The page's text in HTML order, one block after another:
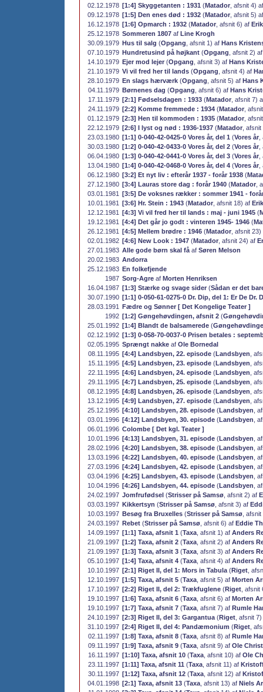
02.12.1978 [1:4] Skyggetanten : 1931 (Matador , afsnit 4)
09.12.1978 [1:5] Den enes død : 1932 (Matador , afsnit 5)
16.12.1978 [1:6] Opmarch : 1932 (Matador , afsnit 6) af
25.12.1978 Sommeren 1807 af Line Krogh
30.09.1979 Hus til salg (Opgang , afsnit 1) af Hans
07.10.1979 Hundretusind på højkant (Opgang , afsnit 2)
14.10.1979 Ejer mod lejer (Opgang , afsnit 3) af Hans
21.10.1979 Vi vil fred her til lands (Opgang , afsnit 4) af
28.10.1979 En slags hærværk (Opgang , afsnit 5) af Hans
04.11.1979 Børnenes dag (Opgang , afsnit 6) af Hans
17.11.1979 [2:1] Fødselsdagen : 1933 (Matador , afsnit 7)
24.11.1979 [2:2] Komme fremmede : 1934 (Matador ,
01.12.1979 [2:3] Hen til kommoden : 1935 (Matador ,
22.12.1979 [2:6] I lyst og nød : 1936-1937 (Matador ,
23.03.1980 [1:1] 0-040-42-0425-0 Vores år, del 1 (Vores år
30.03.1980 [1:2] 0-040-42-0433-0 Vores år, del 2 (Vores år
06.04.1980 [1:3] 0-040-42-0441-0 Vores år, del 3 (Vores år
13.04.1980 [1:4] 0-040-42-0468-0 Vores år, del 4 (Vores år
06.12.1980 [3:2] Et nyt liv : efterår 1937 - forår 1938 (
27.12.1980 [3:4] Lauras store dag : forår 1940 (Matador ,
03.01.1981 [3:5] De voksnes rækker : sommer 1941 -
10.01.1981 [3:6] Hr. Stein : 1943 (Matador , afsnit 18) af
12.12.1981 [4:3] Vi vil fred her til lands : maj - juni 1945 (
19.12.1981 [4:4] Det går jo godt : vinteren 1945- 1946 (
26.12.1981 [4:5] Mellem brødre : 1946 (Matador , afsnit
02.01.1982 [4:6] New Look : 1947 (Matador , afsnit 24) af
27.01.1983 Alle gode børn skal få af Søren Melson
20.02.1983 Andorra
25.12.1983 En folkefjende
1987 Sorg-Agre af Morten Henriksen
16.04.1987 [1:3] Stærke og svage sider (Sådan er det
30.07.1990 [1:1] 0-050-61-0275-0 Dr. Dip, del 1: Er De Dr.
28.03.1991 Fædre og Sønner [ Det Kongelige Teater ]
1992 [1:2] Gøngehøvdingen, afsnit 2 (
25.01.1992 [1:4] Blandt de balsamerede (
02.12.1992 [1:3] 0-058-70-0037-0 Prisen betales :
02.05.1995 Sprængt nakke af Ole Bornedal
08.11.1995 [4:4] Landsbyen, 22. episode (Landsbyen ,
15.11.1995 [4:5] Landsbyen, 23. episode (Landsbyen ,
22.11.1995 [4:6] Landsbyen, 24. episode (Landsbyen ,
29.11.1995 [4:7] Landsbyen, 25. episode (Landsbyen ,
08.12.1995 [4:8] Landsbyen, 26. episode (Landsbyen ,
13.12.1995 [4:9] Landsbyen, 27. episode (Landsbyen ,
25.12.1995 [4:10] Landsbyen, 28. episode (Landsbyen ,
03.01.1996 [4:12] Landsbyen, 30. episode (Landsbyen ,
06.01.1996 Colombe [ Det kgl. Teater ]
10.01.1996 [4:13] Landsbyen, 31. episode (Landsbyen ,
28.02.1996 [4:20] Landsbyen, 38. episode (Landsbyen ,
13.03.1996 [4:22] Landsbyen, 40. episode (Landsbyen ,
27.03.1996 [4:24] Landsbyen, 42. episode (Landsbyen ,
03.04.1996 [4:25] Landsbyen, 43. episode (Landsbyen ,
10.04.1996 [4:26] Landsbyen, 44. episode (Landsbyen ,
24.02.1997 Jomfrufødsel (Strisser på Samsø , afsnit 2) af
03.03.1997 Kikkertsyn (Strisser på Samsø , afsnit 3) af
10.03.1997 Besøg fra Bruxelles (Strisser på Samsø ,
24.03.1997 Rebet (Strisser på Samsø , afsnit 6) af Eddie
14.09.1997 [1:1] Taxa, afsnit 1 (Taxa , afsnit 1) af Anders
21.09.1997 [1:2] Taxa, afsnit 2 (Taxa , afsnit 2) af Anders
21.09.1997 [1:3] Taxa, afsnit 3 (Taxa , afsnit 3) af Anders
05.10.1997 [1:4] Taxa, afsnit 4 (Taxa , afsnit 4) af Anders
10.10.1997 [2:1] Riget II, del 1: Mors in Tabula (Riget ,
12.10.1997 [1:5] Taxa, afsnit 5 (Taxa , afsnit 5) af Morten
17.10.1997 [2:2] Riget II, del 2: Trækfuglene (Riget ,
19.10.1997 [1:6] Taxa, afsnit 6 (Taxa , afsnit 6) af Morten
19.10.1997 [1:7] Taxa, afsnit 7 (Taxa , afsnit 7) af Rumle
24.10.1997 [2:3] Riget II, del 3: Gargantua (Riget , afsnit
31.10.1997 [2:4] Riget II, del 4: Pandæmonium (Riget ,
02.11.1997 [1:8] Taxa, afsnit 8 (Taxa , afsnit 8) af Rumle
09.11.1997 [1:9] Taxa, afsnit 9 (Taxa , afsnit 9) af Ole
16.11.1997 [1:10] Taxa, afsnit 10 (Taxa , afsnit 10) af Ole
23.11.1997 [1:11] Taxa, afsnit 11 (Taxa , afsnit 11) af
30.11.1997 [1:12] Taxa, afsnit 12 (Taxa , afsnit 12) af
04.01.1998 [2:1] Taxa, afsnit 13 (Taxa , afsnit 13) af Niels